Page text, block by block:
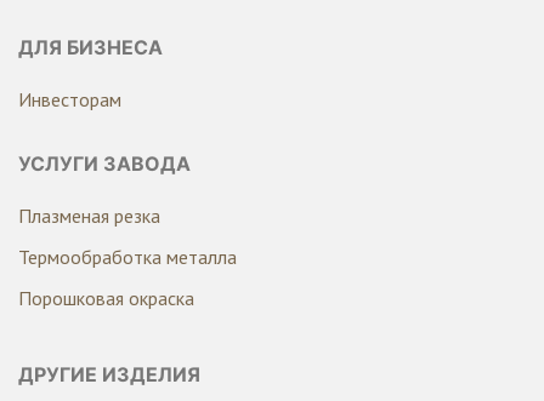
ДЛЯ БИЗНЕСА
Инвесторам
УСЛУГИ ЗАВОДА
Плазменая резка
Термообработка металла
Порошковая окраска
ДРУГИЕ ИЗДЕЛИЯ